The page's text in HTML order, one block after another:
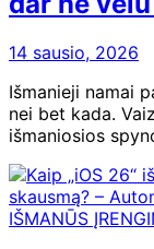
14 sausio, 2026
Išmanieji namai
nei bet kada.
išmaniosios
IŠMANŪS